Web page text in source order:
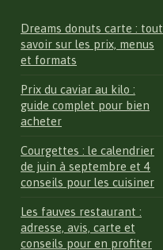
Dreams donuts carte : tout
savoir sur les prix, menus
et formats
Prix du caviar au kilo :
guide complet pour bien
acheter
Courgettes : le calendrier
de juin à septembre et 4
conseils pour les cuisiner
Les fauves restaurant :
adresse, avis, carte et
conseils pour en profiter